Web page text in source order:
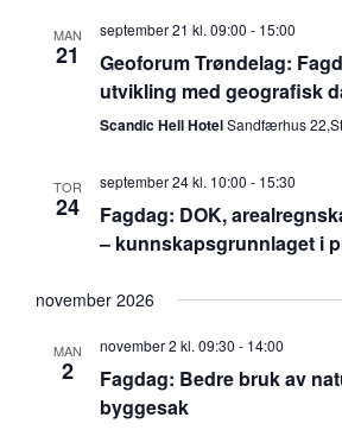
MAN
21
september 21 kl. 09:00 - 15:00
Geoforum Trøndelag:
utvikling med geografisk
Scandic Hell HotelSandfærhus
TOR
24
september 24 kl. 10:00 - 15:30
Fagdag: DOK,
– kunnskapsgrunnlaget i
november 2026
MAN
2
november 2 kl. 09:30 - 14:00
Fagdag: Bedre bruk av
byggesak